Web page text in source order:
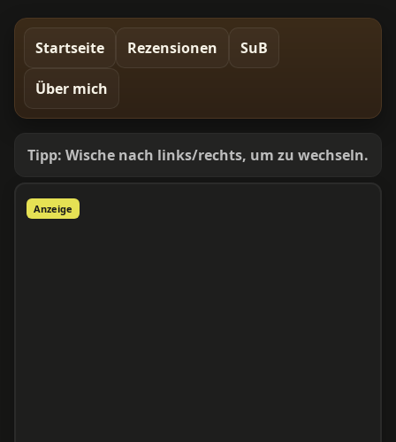
Startseite Rezensionen SuB
Über mich
Tipp: Wische nach links/rechts, um zu wechseln.
Anzeige